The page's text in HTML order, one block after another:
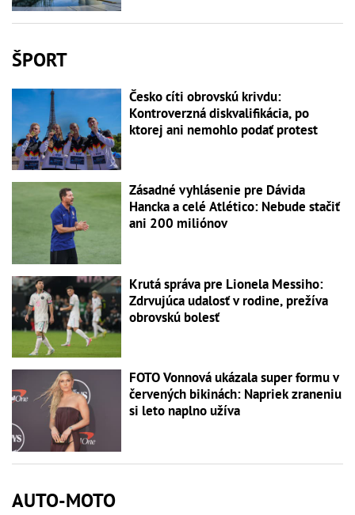
ŠPORT
Česko cíti obrovskú krivdu:
Kontroverzná diskvalifikácia, po
ktorej ani nemohlo podať protest
Zásadné vyhlásenie pre Dávida
Hancka a celé Atlético: Nebude stačiť
ani 200 miliónov
Krutá správa pre Lionela Messiho:
Zdrvujúca udalosť v rodine, prežíva
obrovskú bolesť
FOTO Vonnová ukázala super formu v
červených bikinách: Napriek zraneniu
si leto naplno užíva
AUTO-MOTO